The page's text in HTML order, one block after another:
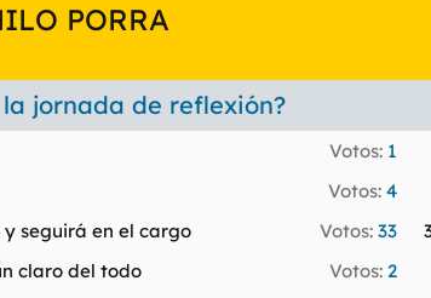
PORRA
jornada de reflexión?
Votos: 1
Votos: 4
seguirá en el cargo
Votos: 33
claro del todo
Votos: 2